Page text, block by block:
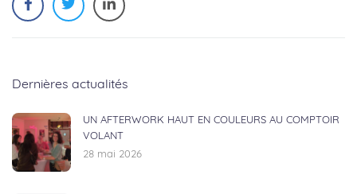
Dernières actualités
UN AFTERWORK HAUT EN COULEURS AU COMPTOIR
VOLANT
28 mai 2026